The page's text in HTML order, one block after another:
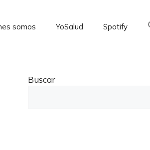
somos YoSalud Spotify
Buscar